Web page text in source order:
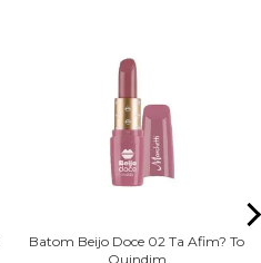
Batom Beijo Doce 02 Ta Afim? To
Quindim